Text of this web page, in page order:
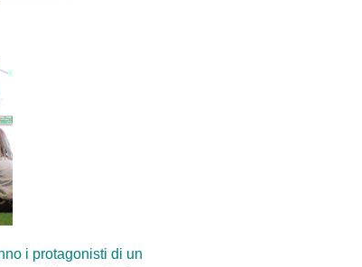
i protagonisti di un